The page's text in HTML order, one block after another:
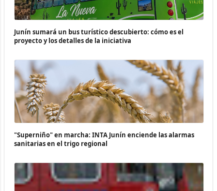
Junín sumará un bus turístico descubierto: cómo es el
proyecto y los detalles de la iniciativa
"Superniño" en marcha: INTA Junín enciende las alarmas
sanitarias en el trigo regional